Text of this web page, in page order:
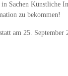
Sachen Künstliche
zu bekommen!
am 25.